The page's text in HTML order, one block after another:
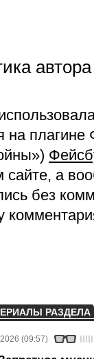
на
а
без
РАЗДЕЛА
(09:57)